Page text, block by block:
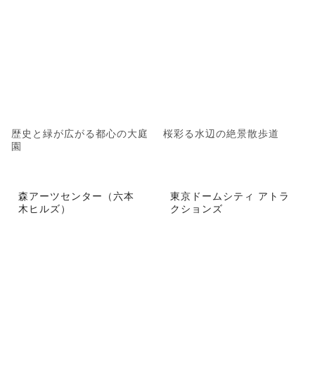
歴史と緑が広がる都心の大庭
園
桜彩る水辺の絶景散歩道
森アーツセンター（六本
木ヒルズ）
東京ドームシティ アトラ
クションズ